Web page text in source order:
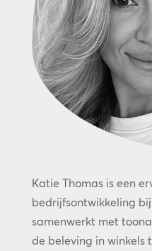
Katie Thomas is een
bedrijfsontwikkeling
samenwerkt met
de beleving in winkels